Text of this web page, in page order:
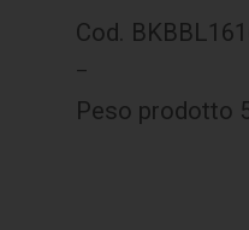
Cod.
–
Peso prodotto